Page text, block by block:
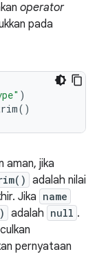
operator
pada
)
()
aman, jika
adalah nilai
Jika name
adalah null .
pernyataan